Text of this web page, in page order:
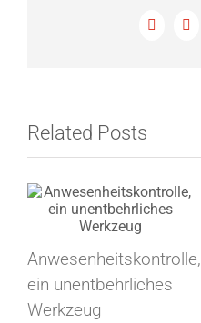
Facebook
X
Related Posts
Anwesenheitskontrolle,
ein unentbehrliches
Werkzeug